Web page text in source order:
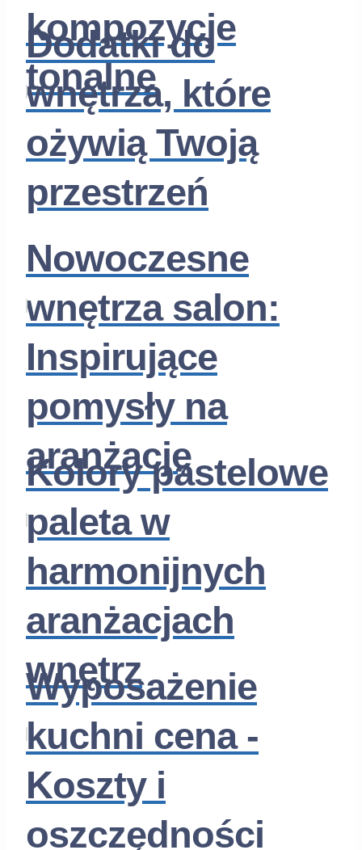
kompozycje
tonalne
Dodatki do
wnętrza, które
ożywią Twoją
przestrzeń
Nowoczesne
wnętrza salon:
Inspirujące
pomysły na
aranżację
Kolory pastelowe
paleta w
harmonijnych
aranżacjach
wnętrz
Wyposażenie
kuchni cena -
Koszty i
oszczędności